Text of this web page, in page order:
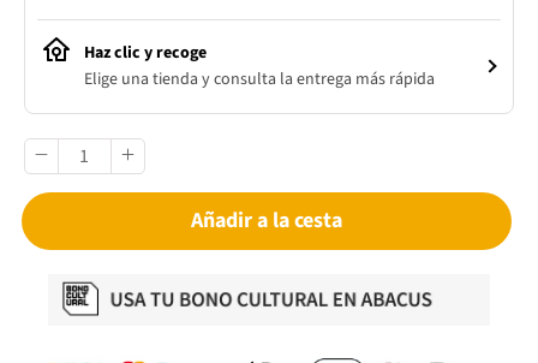
Haz clic y recoge
Elige una tienda y consulta la entrega más rápida
Añadir a la cesta